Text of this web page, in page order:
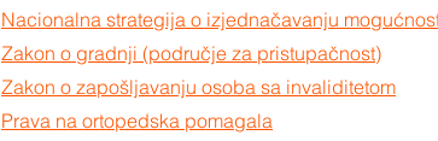
Nacionalna strategija o izjednačavanju
Zakon o gradnji (područje za pristupačnost)
Zakon o zapošljavanju osoba sa invaliditetom
Prava na ortopedska pomagala